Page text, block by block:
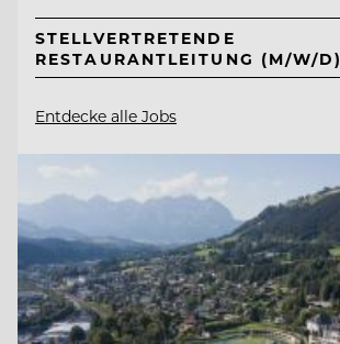
STELLVERTRETENDE
RESTAURANTLEITUNG (M/W/D)
Entdecke alle Jobs